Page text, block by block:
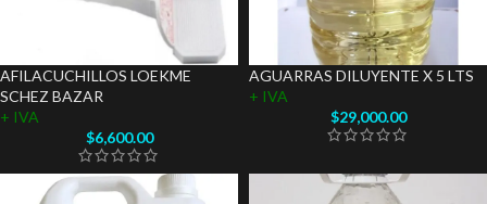
AFILACUCHILLOS LOEKME
SCHEZ BAZAR
+ IVA
$6,600.00
AGUARRAS DILUYENTE X 5 LTS
+ IVA
$29,000.00